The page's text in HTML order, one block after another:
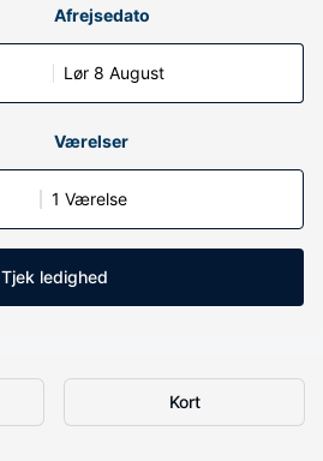
Afrejsedato
Lør 8 August
Værelser
1 Værelse
Tjek ledighed
Kort